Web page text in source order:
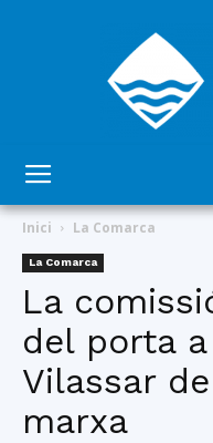
Inici La Comarca
La Comarca
La
del porta
Vilassar
marxa